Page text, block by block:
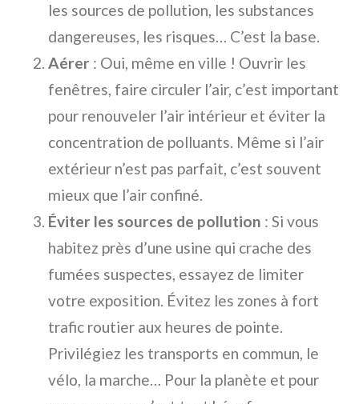
les sources de pollution, les substances
dangereuses, les risques… C’est la base.
Aérer : Oui, même en ville ! Ouvrir les
fenêtres, faire circuler l’air, c’est important
pour renouveler l’air intérieur et éviter la
concentration de polluants. Même si l’air
extérieur n’est pas parfait, c’est souvent
mieux que l’air confiné.
Éviter les sources de pollution : Si vous
habitez près d’une usine qui crache des
fumées suspectes, essayez de limiter
votre exposition. Évitez les zones à fort
trafic routier aux heures de pointe.
Privilégiez les transports en commun, le
vélo, la marche… Pour la planète et pour